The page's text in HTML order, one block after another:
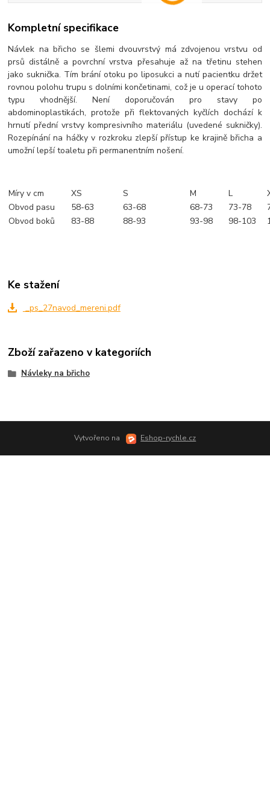
Kompletní specifikace
Návlek na břicho se šlemi dvouvrstvý má zdvojenou vrstvu od
prsů distálně a povrchní vrstva přesahuje až na třetinu stehen
jako suknička. Tím brání otoku po liposukci a nutí pacientku držet
rovnou polohu trupu s dolními končetinami, což je u operací tohoto
typu vhodnější. Není doporučován pro stavy po
abdominoplastikách, protože při flektovaných kyčlích dochází k
hrnutí přední vrstvy kompresivního materiálu (uvedené sukničky).
Rozepínání na háčky v rozkroku zlepší přístup ke krajině břicha a
umožní lepší toaletu při permanentním nošení.
Míry v cm XS S M L
Obvod pasu
58-63 63-68 68-73 73-78
Obvod boků
83-88 88-93 93-98 98-103
Ke stažení
_ps_27navod_mereni.pdf
Zboží zařazeno v kategoriích
Návleky na břicho
Vytvořeno na Eshop-rychle.cz